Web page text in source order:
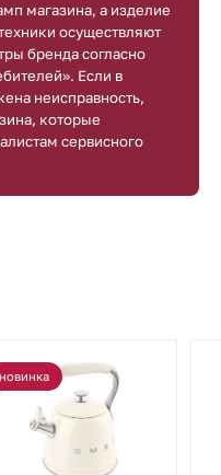
магазина, а изделие
осуществляют
бренда согласно
Если в
неисправность,
которые
сервисного
новинка